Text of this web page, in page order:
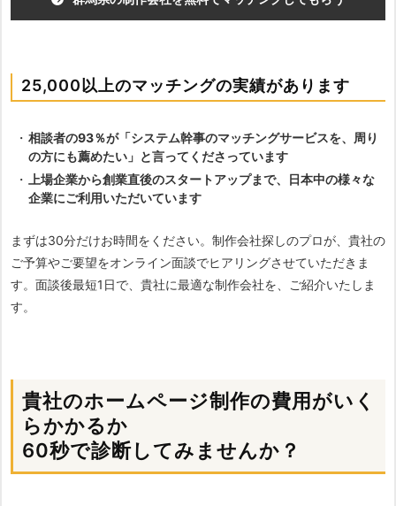
25,000以上のマッチングの実績があります
相談者の93％が「システム幹事のマッチングサービスを、周り
の方にも薦めたい」と言ってくださっています
上場企業から創業直後のスタートアップまで、日本中の様々な
企業にご利用いただいています
まずは30分だけお時間をください。制作会社探しのプロが、貴社の
ご予算やご要望をオンライン面談でヒアリングさせていただきま
す。面談後最短1日で、貴社に最適な制作会社を、ご紹介いたしま
す。
貴社のホームページ制作の費用がいく
らかかるか
60秒で診断してみませんか？